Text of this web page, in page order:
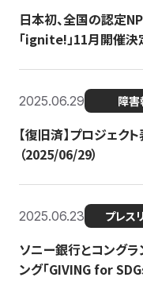
日本初、全国の認定
「ignite!」11月開催決
2025.06.29 障害
【復旧済】プロジェク
（2025/06/29）
2025.06.23 プレス
ソニー銀行とコングラ
ング「GIVING for